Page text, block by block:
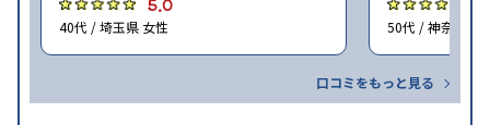
5.0
40代 / 埼玉県 女性 50代 / 神奈川県
口コミをもっと見る